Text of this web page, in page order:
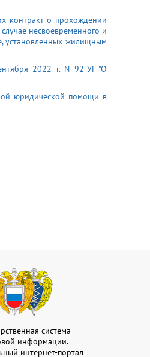
контракт о прохождении
несвоевременного и
установленных жилищным
2022 г. N 92-УГ "О
юридической помощи в
система
информации.
интернет-портал